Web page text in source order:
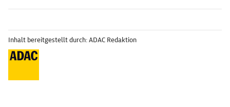
Inhalt bereitgestellt durch: ADAC Redaktion